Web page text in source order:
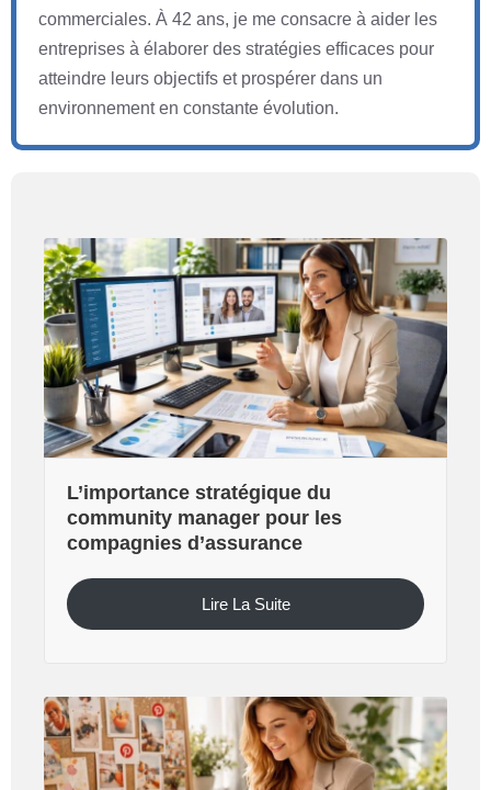
commerciales. À 42 ans, je me consacre à aider les
entreprises à élaborer des stratégies efficaces pour
atteindre leurs objectifs et prospérer dans un
environnement en constante évolution.
L’importance stratégique du
community manager pour les
compagnies d’assurance
Lire La Suite